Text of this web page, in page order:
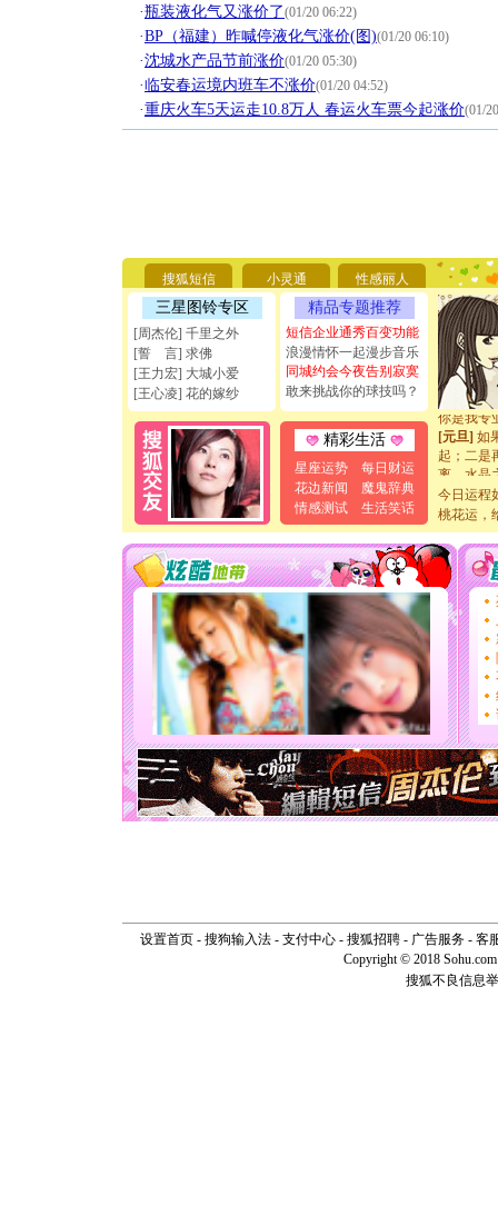
·瓶装液化气又涨价了(01/20 06:22)
·BP（福建）昨喊停液化气涨价(图)(01/20 06:10)
·沈城水产品节前涨价(01/20 05:30)
·临安春运境内班车不涨价(01/20 04:52)
·重庆火车5天运走10.8万人 春运火车票今起涨价(01/
搜狐短信 小灵通 性感丽人
三星图铃专区
[周杰伦] 千里之外
[誓 言] 求佛
[王力宏] 大城小爱
[王心凌] 花的嫁纱
精品专题推荐
短信企业通秀百变功能
浪漫情怀一起漫步音乐
同城约会今夜告别寂寞
敢来挑战你的球技吗？
精彩生活
星座运势
每日财运
花边新闻
魔鬼辞典
情感测试
生活笑话
要平安！
[圣诞节]
能正大光
天都要快
[圣诞节]
如意,快
[元旦]看
断电。爱
你是我专
[元旦] 如
起；二是
离。水晶
[元旦]当
泣，这痛
卖了。水
[春节]风
颜！冬去
道一声
[春节]
传
片叶子
送你一
[圣诞节]
你太多
要平安
[圣诞节]
能正大
天都要快
[圣诞节]
如意,快
[元旦]看
[元旦]当
泣，这痛
卖了。水
[春节]风
今日运程
桃花运，
设置首页- 搜狗输入法- 支付中心- 搜狐招聘- 广告服务- 客
Copyright © 2018
搜狐不良信息